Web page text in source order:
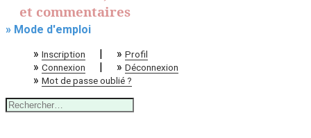
et commentaires
» Mode d'emploi
» Inscription | » Profil
» Connexion | » Déconnexion
» Mot de passe oublié ?
Rechercher :